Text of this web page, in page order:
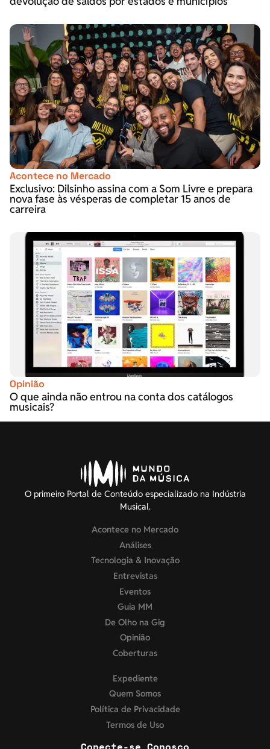
Acontece no Mercado
Exclusivo: Dilsinho assina com a Som Livre e prepara
nova fase às vésperas de completar 15 anos de
carreira
Opinião
O que ainda não entrou na conta dos catálogos
musicais?
O primeiro Portal de Conteúdo especializado na Indústria
Musical.
Acontece no Mercado
Análises
Tecnologia & Inovação
Entrevistas
Eventos
Guia MM
De Olho na Gig
Opinião
Coberturas
Expediente
Quem Somos
Política de Privacidade
Termos de Uso